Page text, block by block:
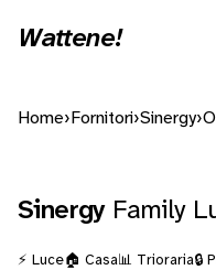
Wattene!
Home› Fornitori›Sinergy›
Sinergy Family
⚡ Luce🏠 Casa📊 Trioraria🔒